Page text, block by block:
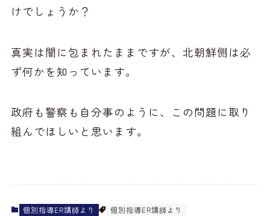
けでしょうか？
真実は闇に包まれたままですが、北朝鮮側は必
ず何かを知っています。
政府も警察も自分事のように、この問題に取り
組んでほしいと思います。
個別指導ER講師より 個別指導ER講師より